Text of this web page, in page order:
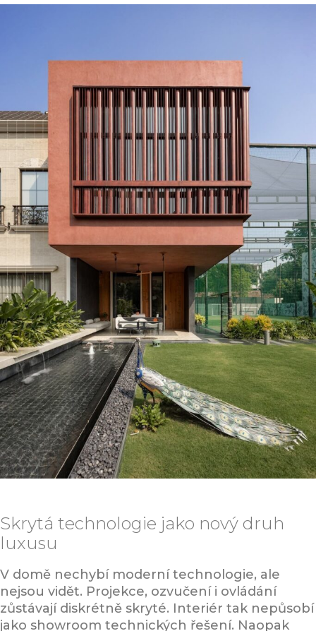
Skrytá technologie jako nový druh
luxusu
V domě nechybí moderní technologie, ale
nejsou vidět. Projekce, ozvučení i ovládání
zůstávají diskrétně skryté. Interiér tak nepůsobí
jako showroom technických řešení. Naopak